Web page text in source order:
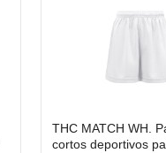
THC MATCH WH.
cortos deportivos